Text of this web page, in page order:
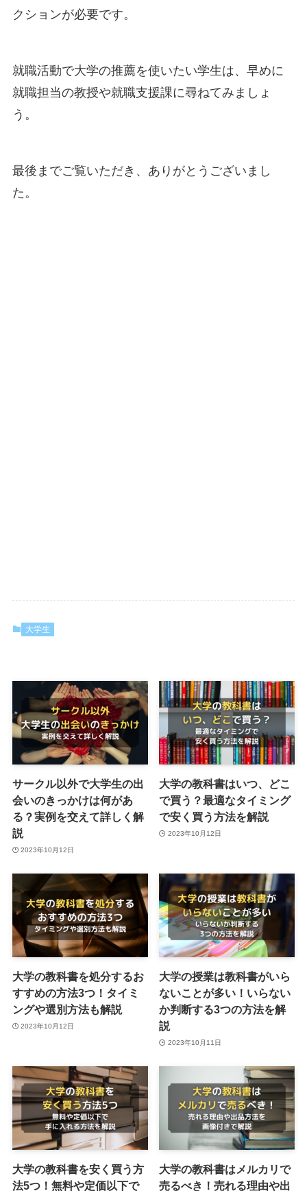
クションが必要です。
就職活動で大学の推薦を使いたい学生は、早めに
就職担当の教授や就職支援課に尋ねてみましょ
う。
最後までご覧いただき、ありがとうございまし
た。
大学生
サークル以外で大学生の出
会いのきっかけは何があ
る？実例を交えて詳しく解
説
2023年10月12日
大学の教科書はいつ、どこ
で買う？最適なタイミング
で安く買う方法を解説
2023年10月12日
大学の教科書を処分するお
すすめの方法3つ！タイミ
ングや選別方法も解説
2023年10月12日
大学の授業は教科書がいら
ないことが多い！いらない
か判断する3つの方法を解
説
2023年10月11日
大学の教科書を安く買う方
法5つ！無料や定価以下で
大学の教科書はメルカリで
売るべき！売れる理由や出